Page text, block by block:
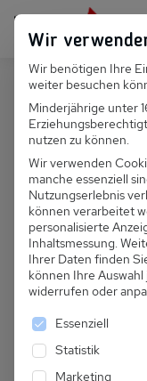
Persönlich für dich da:
Suchfeld
D 028.034
Wir
Wir benötigen Ihre
weiter besuchen
Minderjährige unter
nutzen zu können.
Wir verwenden
manche essenziell
Nutzungserlebnis
können verarbeitet
personalisierte
Inhaltsmessung.
Ihrer Daten finden
können Ihre
widerrufen oder
Es folgt eine
Essenziell
Statistik
Marketing